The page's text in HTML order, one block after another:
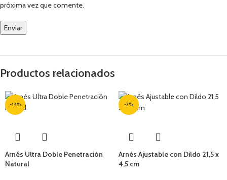
próxima vez que comente.
Productos relacionados
-14%
Arnés Ultra Doble Penetración
Natural
-7%
Arnés Ajustable con Dildo 21,5 x
4,5 cm